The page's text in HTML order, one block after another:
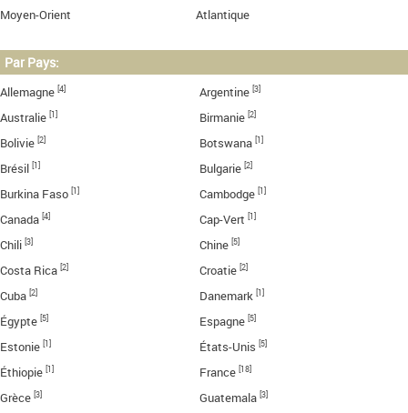
Moyen-Orient
Atlantique
Par Pays:
Allemagne [4] Argentine [3]
Australie [1] Birmanie [2]
Bolivie [2] Botswana [1]
Brésil [1] Bulgarie [2]
Burkina Faso [1] Cambodge [1]
Canada [4] Cap-Vert [1]
Chili [3] Chine [5]
Costa Rica [2] Croatie [2]
Cuba [2] Danemark [1]
Égypte [5] Espagne [5]
Estonie [1] États-Unis [5]
Éthiopie [1] France [18]
Grèce [3] Guatemala [3]